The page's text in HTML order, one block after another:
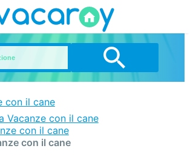
con il cane
Vacanze con il cane
con il cane
con il cane